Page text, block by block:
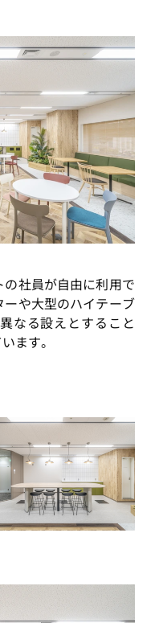
社員が自由に利用で
や大型のハイテーブ
なる設えとすること
ます。